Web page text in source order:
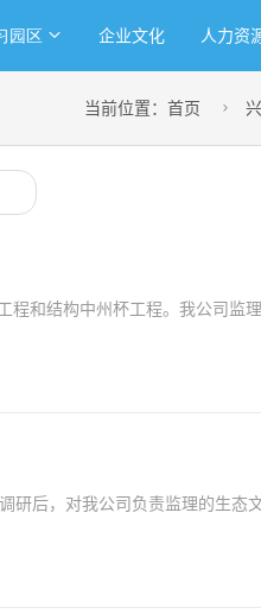
园区 企业文化 人力资
当前位置： 首页 
和结构中州杯工程。我公司监
研后，对我公司负责监理的生态